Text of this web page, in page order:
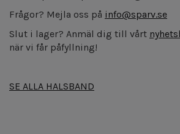
Frågor? Mejla oss på info@sparv.se
Slut i lager? Anmäl dig till vårt
när vi får påfyllning!
SE ALLA HALSBAND